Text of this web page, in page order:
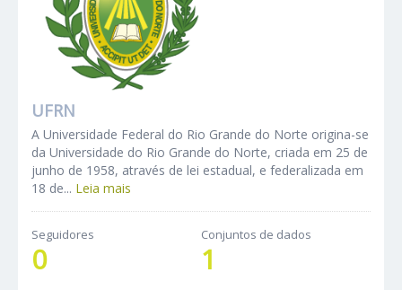
UFRN
A Universidade Federal do Rio Grande do Norte origina-se
da Universidade do Rio Grande do Norte, criada em 25 de
junho de 1958, através de lei estadual, e federalizada em
18 de... Leia mais
Seguidores
0
Conjuntos de dados
1